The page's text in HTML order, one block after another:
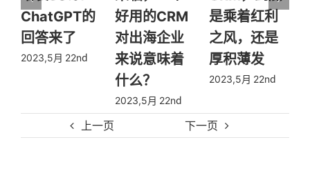
上一页 下一页
ChatGPT的
回答来了
2023,5月 22nd
好用的CRM
对出海企业
来说意味着
什么？
2023,5月 22nd
是乘着红利
之风，还是
厚积薄发
2023,5月 22nd